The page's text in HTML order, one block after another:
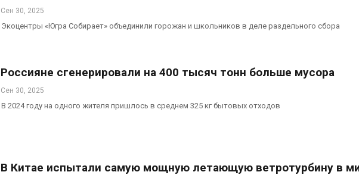
Сен 30, 2025
Экоцентры «Югра Собирает» объединили горожан и школьников в деле раздельного сбора
Россияне сгенерировали на 400 тысяч тонн больше мусора
Сен 30, 2025
В 2024 году на одного жителя пришлось в среднем 325 кг бытовых отходов
В Китае испытали самую мощную летающую ветротурбину в